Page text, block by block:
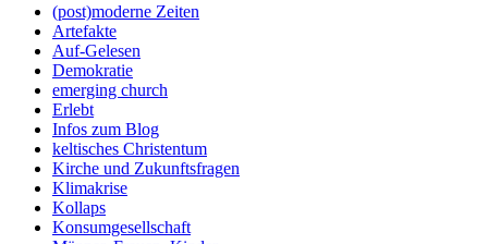
(post)moderne Zeiten
Artefakte
Auf-Gelesen
Demokratie
emerging church
Erlebt
Infos zum Blog
keltisches Christentum
Kirche und Zukunftsfragen
Klimakrise
Kollaps
Konsumgesellschaft